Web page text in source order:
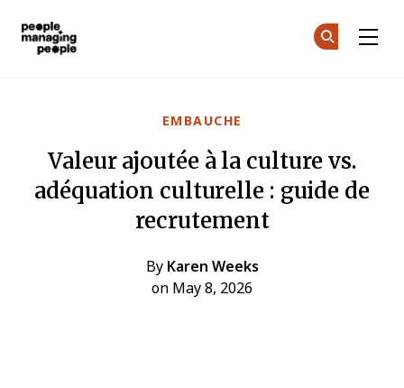
EMBAUCHE
Valeur ajoutée à la culture vs.
adéquation culturelle : guide de
recrutement
By Karen Weeks
on May 8, 2026